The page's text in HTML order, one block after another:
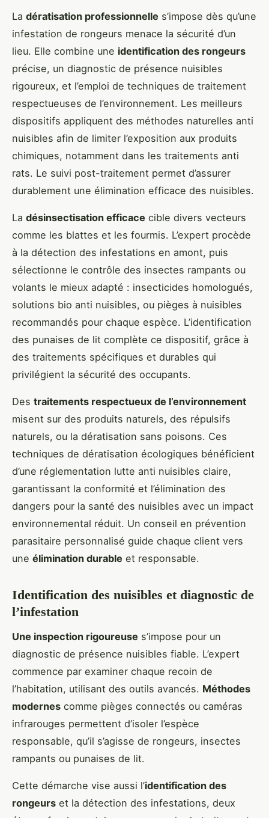
La dératisation professionnelle s’impose dès qu’une
infestation de rongeurs menace la sécurité d’un
lieu. Elle combine une identification des rongeurs
précise, un diagnostic de présence nuisibles
rigoureux, et l’emploi de techniques de traitement
respectueuses de l’environnement. Les meilleurs
dispositifs appliquent des méthodes naturelles anti
nuisibles afin de limiter l’exposition aux produits
chimiques, notamment dans les traitements anti
rats. Le suivi post-traitement permet d’assurer
durablement une élimination efficace des nuisibles.
La désinsectisation efficace cible divers vecteurs
comme les blattes et les fourmis. L’expert procède
à la détection des infestations en amont, puis
sélectionne le contrôle des insectes rampants ou
volants le mieux adapté : insecticides homologués,
solutions bio anti nuisibles, ou pièges à nuisibles
recommandés pour chaque espèce. L’identification
des punaises de lit complète ce dispositif, grâce à
des traitements spécifiques et durables qui
privilégient la sécurité des occupants.
Des traitements respectueux de l’environnement
misent sur des produits naturels, des répulsifs
naturels, ou la dératisation sans poisons. Ces
techniques de dératisation écologiques bénéficient
d’une réglementation lutte anti nuisibles claire,
garantissant la conformité et l’élimination des
dangers pour la santé des nuisibles avec un impact
environnemental réduit. Un conseil en prévention
parasitaire personnalisé guide chaque client vers
une élimination durable et responsable.
Identification des nuisibles et diagnostic de
l’infestation
Une inspection rigoureuse s’impose pour un
diagnostic de présence nuisibles fiable. L’expert
commence par examiner chaque recoin de
l’habitation, utilisant des outils avancés. Méthodes
modernes comme pièges connectés ou caméras
infrarouges permettent d’isoler l’espèce
responsable, qu’il s’agisse de rongeurs, insectes
rampants ou punaises de lit.
Cette démarche vise aussi l’identification des
rongeurs et la détection des infestations, deux